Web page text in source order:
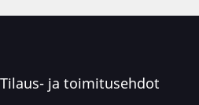
Tilaus- ja toimitusehdot